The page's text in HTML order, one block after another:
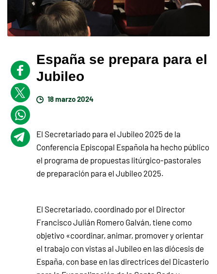
España se prepara para el
Jubileo
18 marzo 2024
El Secretariado para el Jubileo 2025 de la
Conferencia Episcopal Española ha hecho público
el programa de propuestas litúrgico-pastorales
de preparación para el Jubileo 2025.
El Secretariado, coordinado por el Director
Francisco Julián Romero Galván, tiene como
objetivo «coordinar, animar, promover y orientar
el trabajo con vistas al Jubileo en las diócesis de
España, con base en las directrices del Dicasterio